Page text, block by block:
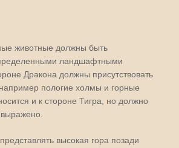
животные должны быть
ландшафтными
Дракона должны присутствовать
пологие холмы и горные
и к стороне Тигра, но должно
высокая гора позади